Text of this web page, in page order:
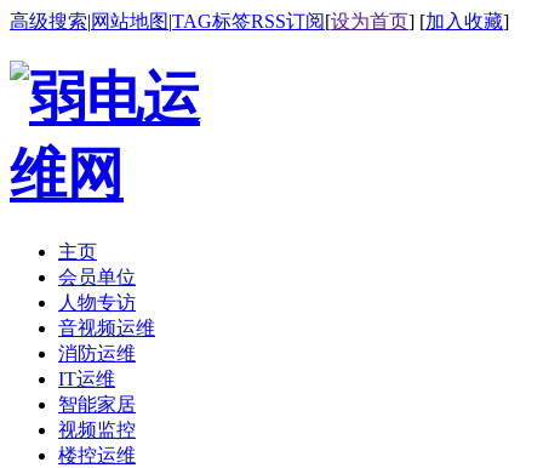
高级搜索|网站地图|TAG标签RSS订阅[设为首页] [加入收藏]
主页
会员单位
人物专访
音视频运维
消防运维
IT运维
智能家居
视频监控
楼控运维